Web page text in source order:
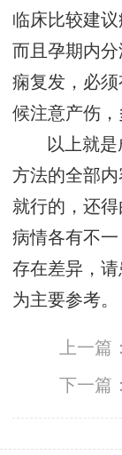
临床比较建议
而且孕期内
痫复发，必
候注意产伤，
以上就
方法的全部
就行的，还
病情各有不
存在差异，
为主要参考。
上一篇
下一篇：